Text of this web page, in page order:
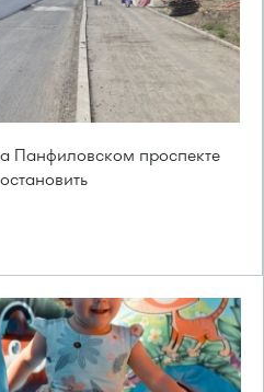
Панфиловском проспекте